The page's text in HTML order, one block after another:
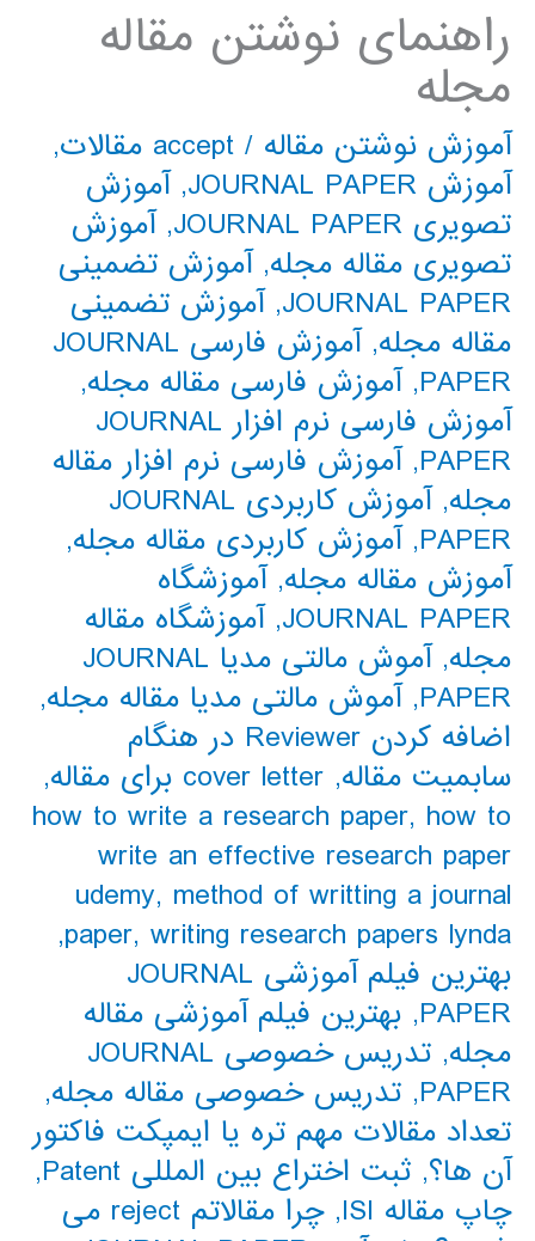
راهنمای نوشتن مقاله
مجله
آموزش نوشتن مقاله / accept مقالات
,
آموزش JOURNAL PAPER
,آموزش
تصویری JOURNAL PAPER
,آموزش
تصویری مقاله مجله,آموزش تضمینی
JOURNAL PAPER
,آموزش تضمینی
مقاله مجله,
آموزش فارسی JOURNAL
PAPER
,آموزش فارسی مقاله مجله,
آموزش فارسی نرم افزار JOURNAL
PAPER
,آموزش فارسی نرم افزار مقاله
مجله,
آموزش کاربردی JOURNAL
PAPER
,آموزش کاربردی مقاله مجله,
آموزش مقاله مجله,آموزشگاه
JOURNAL PAPER
,آموزشگاه مقاله
مجله,
آموش مالتی مدیا JOURNAL
PAPER
,آموش مالتی مدیا مقاله مجله,
اضافه کردن Reviewer در هنگام
سابمیت مقاله, cover letter برای مقاله
,
how to write a research paper, how to
write an effective research paper
udemy, method of writting a journal
paper, writing research papers lynda
,
بهترین فیلم آموزشی JOURNAL
PAPER
, بهترین فیلم آموزشی مقاله
مجله,
تدریس خصوصی JOURNAL
PAPER
, تدریس خصوصی مقاله مجله,
تعداد مقالات مهم تره یا ایمپکت فاکتور
آن ها؟, ثبت اختراع بین المللی Patent
,
چاپ مقاله ISI
,
چرا مقالاتم reject می